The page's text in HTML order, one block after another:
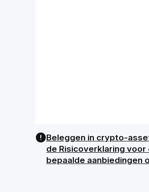
Beleggen in crypto-
de Risicoverklaring
bepaalde aanbiedingen